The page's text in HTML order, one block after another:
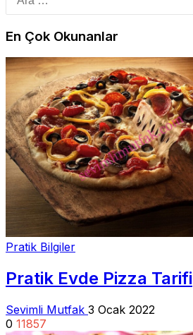
En Çok Okunanlar
Pratik Bilgiler
Pratik Evde Pizza Tarifi
Sevimli Mutfak 3 Ocak 2022
0 11857